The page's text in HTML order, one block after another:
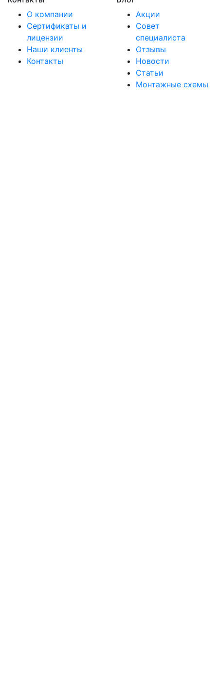
О компании
Сертификаты и
лицензии
Наши клиенты
Контакты
Акции
Совет
специалиста
Отзывы
Новости
Статьи
Монтажные схемы